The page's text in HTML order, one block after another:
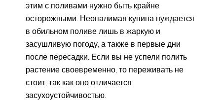
этим с поливами нужно быть крайне
осторожными. Неопалимая купина нуждается
в обильном поливе лишь в жаркую и
засушливую погоду, а также в первые дни
после пересадки. Если вы не успели полить
растение своевременно, то переживать не
стоит, так как оно отличается
засухоустойчивостью.